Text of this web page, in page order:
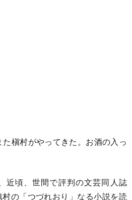
槇村がやってきた。お酒の入っ
近頃、世間で評判の文芸同人誌
村の「つづれおり」なる小説を読